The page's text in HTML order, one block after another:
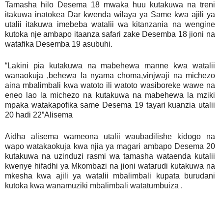
Tamasha hilo Desema 18 mwaka huu kutakuwa na treni
itakuwa inatokea Dar kwenda wilaya ya Same kwa ajili ya
utalii itakuwa imebeba watalii wa kitanzania na wengine
kutoka nje ambapo itaanza safari zake Desemba 18 jioni na
watafika Desemba 19 asubuhi.
“Lakini pia kutakuwa na mabehewa manne kwa watalii
wanaokuja ,behewa la nyama choma,vinjwaji na michezo
aina mbalimbali kwa watoto ili watoto wasiboreke wawe na
eneo lao la michezo na kutakuwa na mabehewa la mziki
mpaka watakapofika same Desema 19 tayari kuanzia utalii
20 hadi 22”Alisema
Aidha alisema wameona utalii waubadilishe kidogo na
wapo watakaokuja kwa njia ya magari ambapo Desema 20
kutakuwa na uzinduzi rasmi wa tamasha wataenda kutalii
kwenye hifadhi ya Mkombazi na jioni watarudi kutakuwa na
mkesha kwa ajili ya watalii mbalimbali kupata burudani
kutoka kwa wanamuziki mbalimbali watatumbuiza .